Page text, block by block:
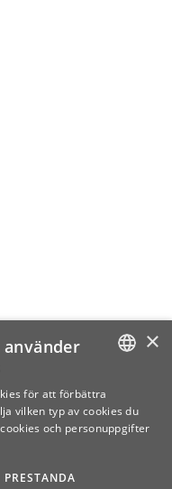
SWEDISH
×
för att förbättra
vilken typ av cookies du
och personuppgifter
PRESTANDA